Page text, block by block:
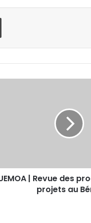
| Revue des
projets au